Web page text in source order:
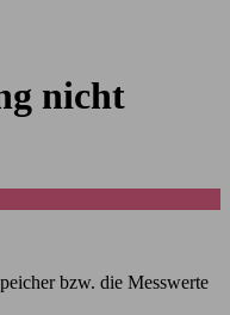
nicht
bzw. die Messwerte